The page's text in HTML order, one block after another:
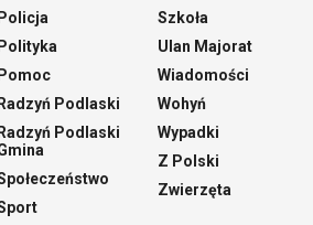
Podlaski
Podlaski
Szkoła
Ulan Majorat
Wiadomości
Wohyń
Wypadki
Z Polski
Zwierzęta